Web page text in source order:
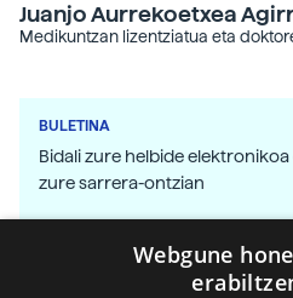
Juanjo Aurrekoetxea
Medikuntzan lizentziatua eta
BULETINA
Bidali zure helbide
zure sarrera-ontzian
Webgune